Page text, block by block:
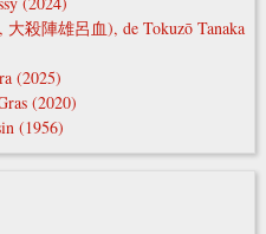
大殺陣雄呂血), de Tokuzō Tanaka
(2025)
(2020)
(1956)